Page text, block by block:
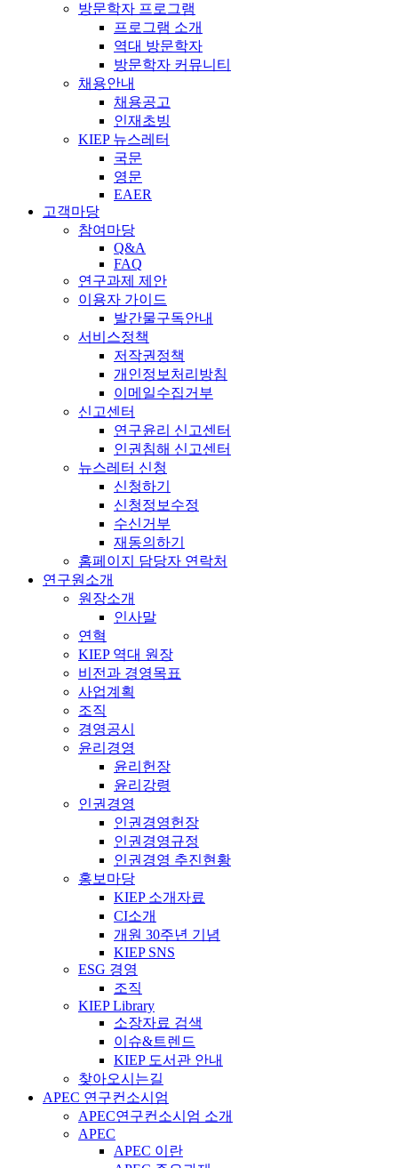
방문학자 프로그램
프로그램 소개
역대 방문학자
방문학자 커뮤니티
채용안내
채용공고
인재초빙
KIEP 뉴스레터
국문
영문
EAER
고객마당
참여마당
Q&A
FAQ
연구과제 제안
이용자 가이드
발간물구독안내
서비스정책
저작권정책
개인정보처리방침
이메일수집거부
신고센터
연구윤리 신고센터
인권침해 신고센터
뉴스레터 신청
신청하기
신청정보수정
수신거부
재동의하기
홈페이지 담당자 연락처
연구원소개
원장소개
인사말
연혁
KIEP 역대 원장
비전과 경영목표
사업계획
조직
경영공시
윤리경영
윤리헌장
윤리강령
인권경영
인권경영헌장
인권경영규정
인권경영 추진현황
홍보마당
KIEP 소개자료
CI소개
개원 30주년 기념
KIEP SNS
ESG 경영
조직
KIEP Library
소장자료 검색
이슈&트렌드
KIEP 도서관 안내
찾아오시는길
APEC 연구컨소시엄
APEC연구컨소시엄 소개
APEC
APEC 이란